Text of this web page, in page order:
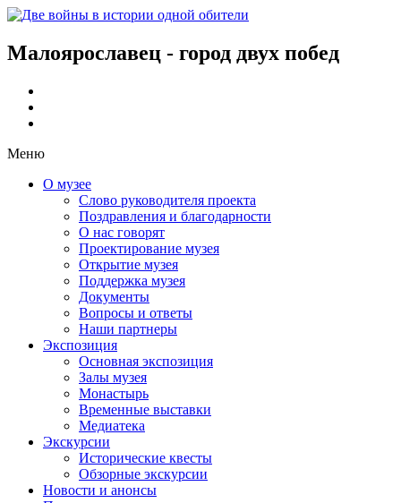
Малоярославец - город двух побед
Меню
О музее
Слово руководителя проекта
Поздравления и благодарности
О нас говорят
Проектирование музея
Открытие музея
Поддержка музея
Документы
Вопросы и ответы
Наши партнеры
Экспозиция
Основная экспозиция
Залы музея
Монастырь
Временные выставки
Медиатека
Экскурсии
Исторические квесты
Обзорные экскурсии
Новости и анонсы